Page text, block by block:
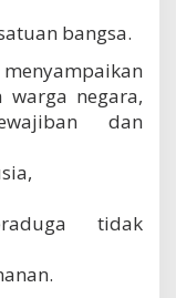
bangsa.
negara,
dan
tidak